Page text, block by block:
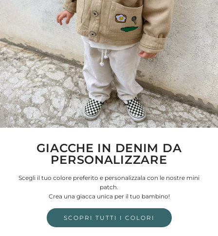
GIACCHE IN DENIM DA
PERSONALIZZARE
Scegli il tuo colore preferito e personalizzala con le nostre mini
patch.
Crea una giacca unica per il tuo bambino!
SCOPRI TUTTI I COLORI